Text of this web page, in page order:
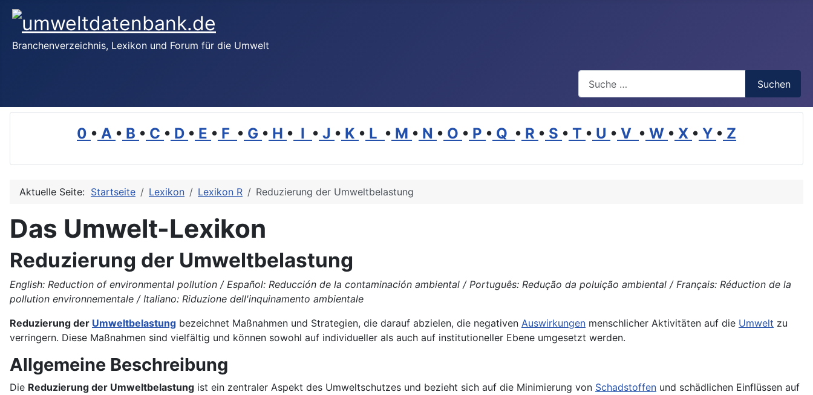
Branchenverzeichnis, Lexikon und Forum für die Umwelt
Suchen
0 • A • B • C • D • E • F • G • H • I • J • K • L • M • N • O • P • Q • R • S • T • U • V • W • X • Y • Z
Aktuelle Seite: Startseite Lexikon Lexikon R Reduzierung der Umweltbelastung
Das Umwelt-Lexikon
Reduzierung der Umweltbelastung
English: Reduction of environmental pollution / Español: Reducción de la contaminación ambiental / Português: Redução da poluição ambiental / Français: Réduction de la
pollution environnementale / Italiano: Riduzione dell'inquinamento ambientale
Reduzierung der Umweltbelastung bezeichnet Maßnahmen und Strategien, die darauf abzielen, die negativen Auswirkungen menschlicher Aktivitäten auf die Umwelt zu
verringern. Diese Maßnahmen sind vielfältig und können sowohl auf individueller als auch auf institutioneller Ebene umgesetzt werden.
Allgemeine Beschreibung
Die Reduzierung der Umweltbelastung ist ein zentraler Aspekt des Umweltschutzes und bezieht sich auf die Minimierung von Schadstoffen und schädlichen Einflüssen auf